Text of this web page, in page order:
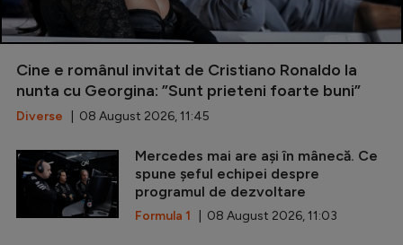
Cine e românul invitat de Cristiano Ronaldo la
nunta cu Georgina: ”Sunt prieteni foarte buni”
Diverse | 08 August 2026, 11:45
Mercedes mai are ași în mânecă. Ce
spune șeful echipei despre
programul de dezvoltare
Formula 1 | 08 August 2026, 11:03